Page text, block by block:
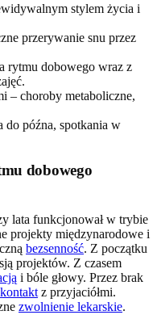
stylem życia i
przerywanie snu przez
rytmu dobowego wraz z
– choroby metaboliczne,
do późna, spotkania w
dobowego
lata funkcjonował w trybie
projekty międzynarodowe i
bezsenność. Z początku
projektów. Z czasem
i bóle głowy. Przez brak
kontakt z przyjaciółmi.
zwolnienie lekarskie.